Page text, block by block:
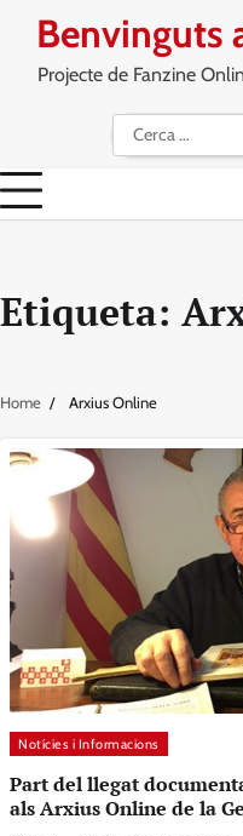
content
Benvinguts
Projecte de Fanzine
Cerca:
Etiqueta:
Home Arxius Online
Notícies i Informacions
Part del llegat
als Arxius Online de la